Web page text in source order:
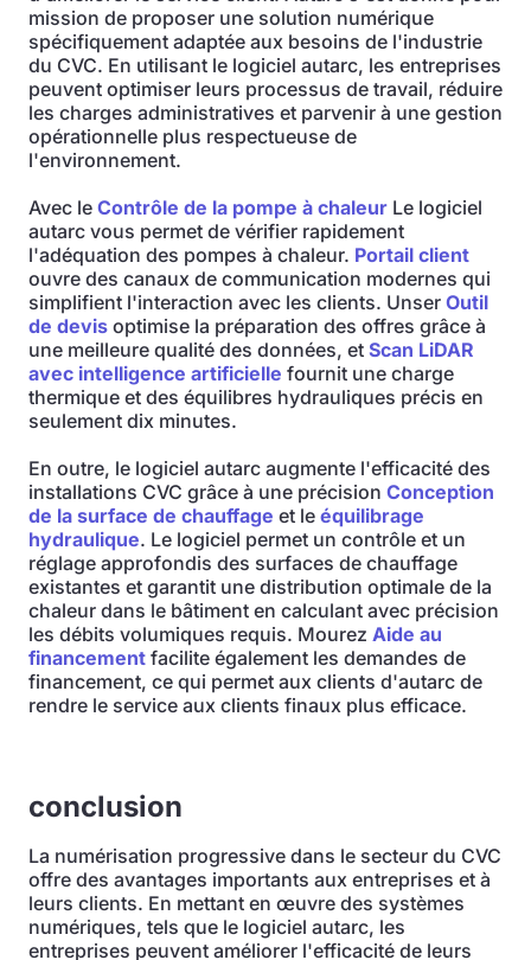
mission de proposer une solution numérique
spécifiquement adaptée aux besoins de l'industrie
du CVC. En utilisant le logiciel autarc, les entreprises
peuvent optimiser leurs processus de travail, réduire
les charges administratives et parvenir à une gestion
opérationnelle plus respectueuse de
l'environnement.
Avec le Contrôle de la pompe à chaleur Le logiciel
autarc vous permet de vérifier rapidement
l'adéquation des pompes à chaleur. Portail client
ouvre des canaux de communication modernes qui
simplifient l'interaction avec les clients. Unser Outil
de devis optimise la préparation des offres grâce à
une meilleure qualité des données, et Scan LiDAR
avec intelligence artificielle fournit une charge
thermique et des équilibres hydrauliques précis en
seulement dix minutes.
En outre, le logiciel autarc augmente l'efficacité des
installations CVC grâce à une précision Conception
de la surface de chauffage et le équilibrage
hydraulique. Le logiciel permet un contrôle et un
réglage approfondis des surfaces de chauffage
existantes et garantit une distribution optimale de la
chaleur dans le bâtiment en calculant avec précision
les débits volumiques requis. Mourez Aide au
financement facilite également les demandes de
financement, ce qui permet aux clients d'autarc de
rendre le service aux clients finaux plus efficace.
conclusion
La numérisation progressive dans le secteur du CVC
offre des avantages importants aux entreprises et à
leurs clients. En mettant en œuvre des systèmes
numériques, tels que le logiciel autarc, les
entreprises peuvent améliorer l'efficacité de leurs